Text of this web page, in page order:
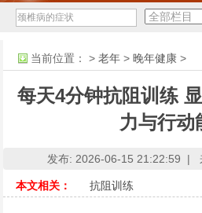
当前位置： >老年 >晚年健康 >
每天4分钟抗阻训练
力与行动
发布: 2026-06-15 21:22:59 |
本文相关： 抗阻训练